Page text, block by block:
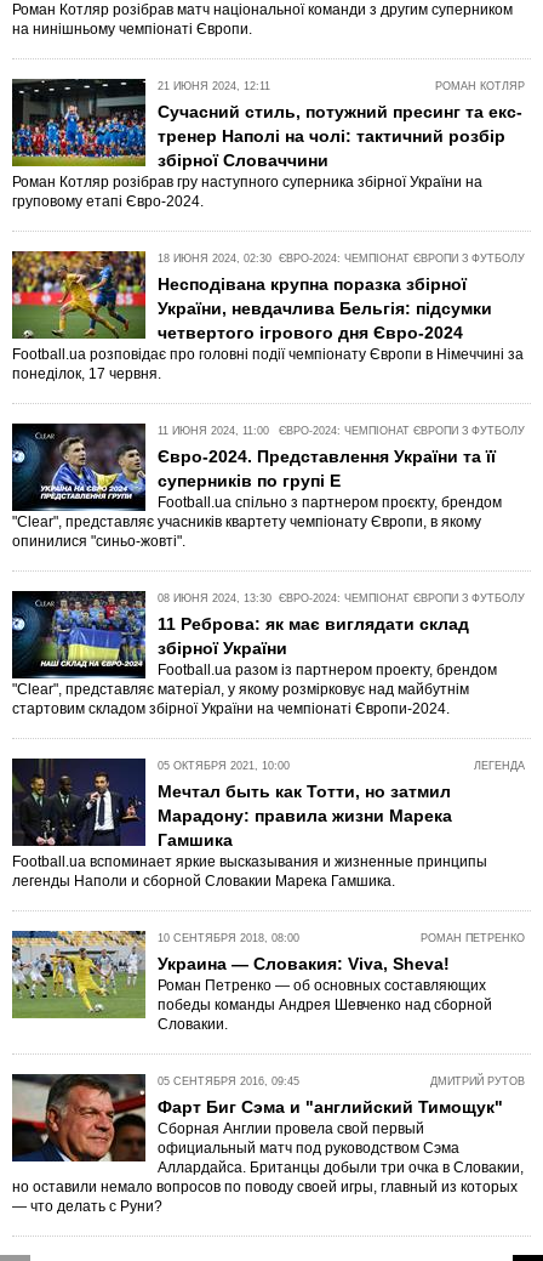
Роман Котляр розібрав матч національної команди з другим суперником
на нинішньому чемпіонаті Європи.
РОМАН КОТЛЯР
21 ИЮНЯ 2024, 12:11
Сучасний стиль, потужний пресинг та екс-
тренер Наполі на чолі: тактичний розбір
збірної Словаччини
Роман Котляр розібрав гру наступного суперника збірної України на
груповому етапі Євро-2024.
ЄВРО-2024: ЧЕМПІОНАТ ЄВРОПИ З ФУТБОЛУ
18 ИЮНЯ 2024, 02:30
Несподівана крупна поразка збірної
України, невдачлива Бельгія: підсумки
четвертого ігрового дня Євро-2024
Football.ua розповідає про головні події чемпіонату Європи в Німеччині за
понеділок, 17 червня.
ЄВРО-2024: ЧЕМПІОНАТ ЄВРОПИ З ФУТБОЛУ
11 ИЮНЯ 2024, 11:00
Євро-2024. Представлення України та її
суперників по групі Е
Football.ua спільно з партнером проєкту, брендом
"Clear", представляє учасників квартету чемпіонату Європи, в якому
опинилися "синьо-жовті".
ЄВРО-2024: ЧЕМПІОНАТ ЄВРОПИ З ФУТБОЛУ
08 ИЮНЯ 2024, 13:30
11 Реброва: як має виглядати склад
збірної України
Football.ua разом із партнером проекту, брендом
"Clear", представляє матеріал, у якому розмірковує над майбутнім
стартовим складом збірної України на чемпіонаті Європи-2024.
ЛЕГЕНДА
05 ОКТЯБРЯ 2021, 10:00
Мечтал быть как Тотти, но затмил
Марадону: правила жизни Марека
Гамшика
Football.ua вспоминает яркие высказывания и жизненные принципы
легенды Наполи и сборной Словакии Марека Гамшика.
РОМАН ПЕТРЕНКО
10 СЕНТЯБРЯ 2018, 08:00
Украина — Словакия: Viva, Sheva!
Роман Петренко — об основных составляющих
победы команды Андрея Шевченко над сборной
Словакии.
ДМИТРИЙ РУТОВ
05 СЕНТЯБРЯ 2016, 09:45
Фарт Биг Сэма и "английский Тимощук"
Сборная Англии провела свой первый
официальный матч под руководством Сэма
Аллардайса. Британцы добыли три очка в Словакии,
но оставили немало вопросов по поводу своей игры, главный из которых
— что делать с Руни?